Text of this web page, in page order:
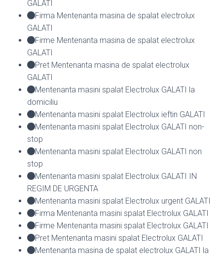
GALATI
Firma Mentenanta masina de spalat electrolux
GALATI
Firme Mentenanta masina de spalat electrolux
GALATI
Pret Mentenanta masina de spalat electrolux
GALATI
Mentenanta masini spalat Electrolux GALATI la
domiciliu
Mentenanta masini spalat Electrolux ieftin GALATI
Mentenanta masini spalat Electrolux GALATI non-
stop
Mentenanta masini spalat Electrolux GALATI non
stop
Mentenanta masini spalat Electrolux GALATI IN
REGIM DE URGENTA
Mentenanta masini spalat Electrolux urgent GALATI
Firma Mentenanta masini spalat Electrolux GALATI
Firme Mentenanta masini spalat Electrolux GALATI
Pret Mentenanta masini spalat Electrolux GALATI
Mentenanta masina de spalat electrolux GALATI la